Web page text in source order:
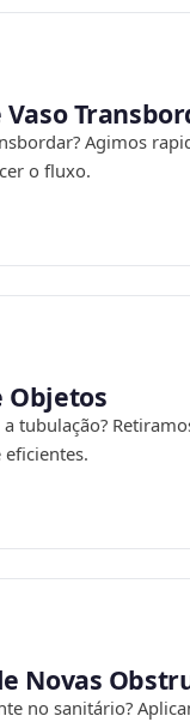
Vaso
Agimos
o fluxo.
Objetos
tubulação?
eficientes.
Novas
no sanitário?